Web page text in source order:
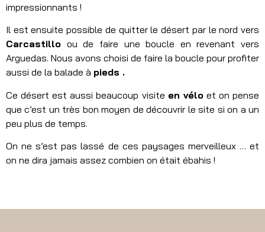
impressionnants !
Il est ensuite possible de quitter le désert par le nord vers
Carcastillo ou de faire une boucle en revenant vers
Arguedas. Nous avons choisi de faire la boucle pour profiter
aussi de la balade à pieds .
Ce désert est aussi beaucoup visite en véloet on pense
que c’est un très bon moyen de découvrir le site si on a un
peu plus de temps.
On ne s’est pas lassé de ces paysages merveilleux … et
on ne dira jamais assez combien on était ébahis !